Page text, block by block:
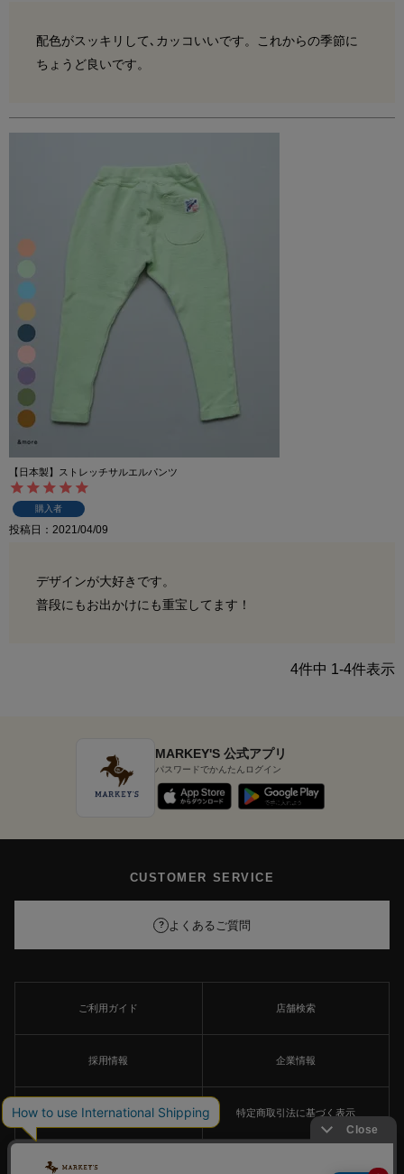
配色がスッキリして､カッコいいです。これからの季節に
ちょうど良いです。
【日本製】ストレッチサルエルパンツ
購入者
投稿日 2021/04/09
デザインが大好きです。
普段にもお出かけにも重宝してます！
4件中 1-4件表示
MARKEY'S 公式アプリ
パスワードでかんたんログイン
CUSTOMER SERVICE
? よくあるご質問
ご利用ガイド 店舗検索
採用情報 企業情報
個人情報保護方針 特定商取引法に基づく表示